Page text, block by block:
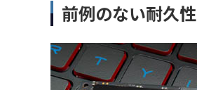
前例のない耐久性